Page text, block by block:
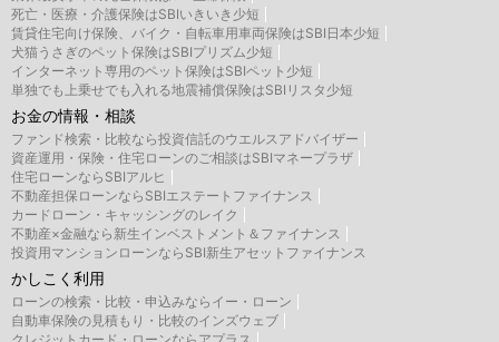
死亡・医療・介護保険はSBIいきいき少短
賃貸住宅向け保険、バイク・自転車用車両保険はSBI日本少短
犬猫うさぎのペット保険はSBIプリズム少短
インターネット専用のペット保険はSBIペット少短
単独でも上乗せでも入れる地震補償保険はSBIリスタ少短
お金の情報・相談
ファンド検索・比較なら投資信託のウエルスアドバイザー
資産運用・保険・住宅ローンのご相談はSBIマネープラザ
住宅ローンならSBIアルヒ
不動産担保ローンならSBIエステートファイナンス
カードローン・キャッシングのレイク
不動産×金融なら新生インベストメント＆ファイナンス
投資用マンションローンならSBI新生アセットファイナンス
かしこく利用
ローンの検索・比較・申込みならイー・ローン
自動車保険の見積もり・比較のインズウェブ